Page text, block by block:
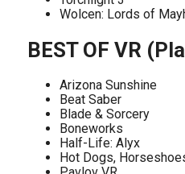
Wolcen: Lords of
BEST OF VR
Arizona Sunshine
Beat Saber
Blade & Sorcery
Boneworks
Half-Life: Alyx
Hot Dogs,